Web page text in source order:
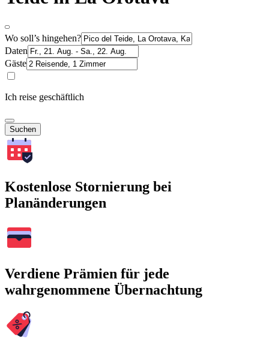
Wo soll’s hingehen?
Daten
Gäste
Ich reise geschäftlich
Suchen
Kostenlose Stornierung bei
Planänderungen
Verdiene Prämien für jede
wahrgenommene Übernachtung